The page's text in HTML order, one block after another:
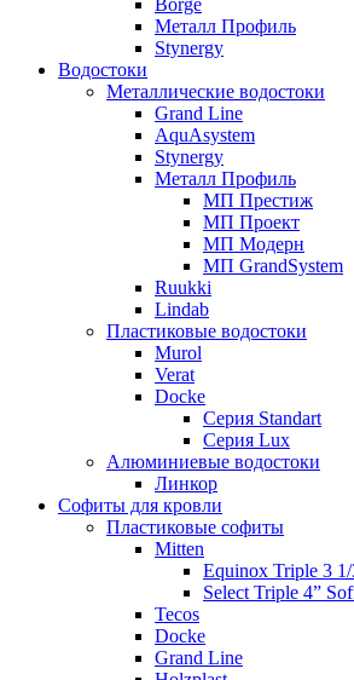
Borge
Металл Профиль
Stynergy
Водостоки
Металлические водостоки
Grand Line
AquAsystem
Stynergy
Металл Профиль
МП Престиж
МП Проект
МП Модерн
МП GrandSystem
Ruukki
Lindab
Пластиковые водостоки
Murol
Verat
Docke
Серия Standart
Серия Lux
Алюминиевые водостоки
Линкор
Софиты для кровли
Пластиковые софиты
Mitten
Equinox Triple 3
Select Triple 4”
Tecos
Docke
Grand Line